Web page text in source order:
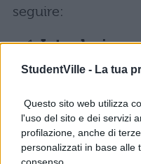
StudentVille - La tua
Questo sito web utilizza
l'uso del sito e dei servizi
profilazione, anche di
personalizzati in base alle
seguire:
Introduzione:
commerce in
traccia, magari
Svolgimento:
chiede la
parlando del